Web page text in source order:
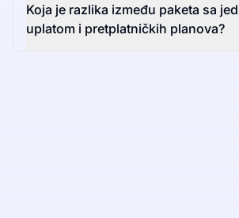
Koja je razlika između paketa sa
uplatom i pretplatničkih planova?